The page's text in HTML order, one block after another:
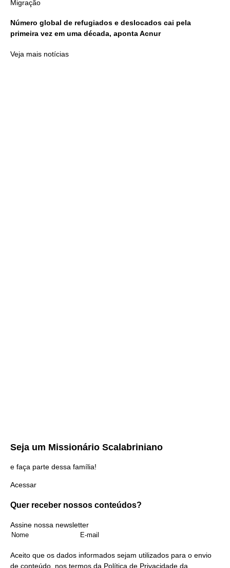
Migração
Número global de refugiados e deslocados cai pela
primeira vez em uma década, aponta Acnur
Veja mais notícias
Seja um Missionário Scalabriniano
e faça parte dessa família!
Acessar
Quer receber nossos conteúdos?
Assine nossa newsletter
Aceito que os dados informados sejam utilizados para o envio
de conteúdo, nos termos da Política de Privacidade da